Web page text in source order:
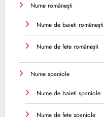
Nume românești
Nume de baieti românești
Nume de fete românești
Nume spaniole
Nume de baieti spaniole
Nume de fete spaniole